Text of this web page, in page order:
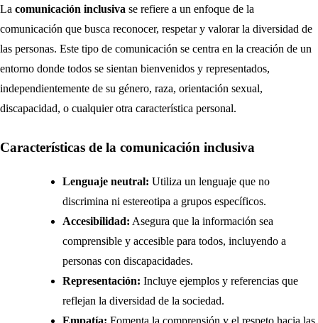
La comunicación inclusiva se refiere a un enfoque de la
comunicación que busca reconocer, respetar y valorar la diversidad de
las personas. Este tipo de comunicación se centra en la creación de un
entorno donde todos se sientan bienvenidos y representados,
independientemente de su género, raza, orientación sexual,
discapacidad, o cualquier otra característica personal.
Características de la comunicación inclusiva
Lenguaje neutral: Utiliza un lenguaje que no
discrimina ni estereotipa a grupos específicos.
Accesibilidad: Asegura que la información sea
comprensible y accesible para todos, incluyendo a
personas con discapacidades.
Representación: Incluye ejemplos y referencias que
reflejan la diversidad de la sociedad.